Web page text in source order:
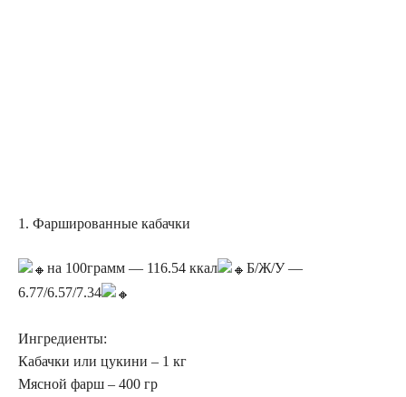
1. Фаршированные кабачки
на 100грамм — 116.54 ккал
Б/Ж/У —
6.77/6.57/7.34
Ингредиенты:
Кабачки или цукини – 1 кг
Мясной фарш – 400 гр